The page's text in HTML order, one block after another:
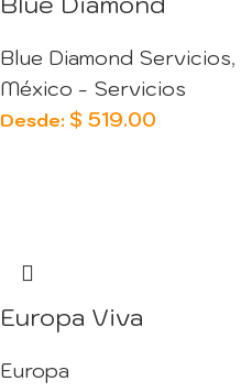
Blue Diamond Servicios,
México - Servicios
Desde: $ 519.00
Europa Viva
Europa